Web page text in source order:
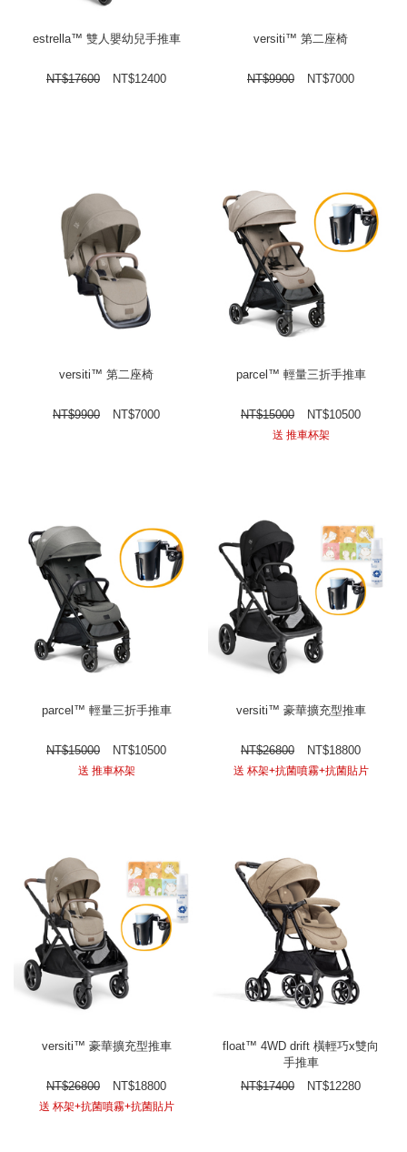
estrella™ 雙人嬰幼兒手推車
NT$17600 NT$12400
versiti™ 第二座椅
NT$9900 NT$7000
versiti™ 第二座椅
NT$9900 NT$7000
parcel™ 輕量三折手推車
NT$15000 NT$10500
送 推車杯架
parcel™ 輕量三折手推車
NT$15000 NT$10500
送 推車杯架
versiti™ 豪華擴充型推車
NT$26800 NT$18800
送 杯架+抗菌噴霧+抗菌貼片
versiti™ 豪華擴充型推車
NT$26800 NT$18800
送 杯架+抗菌噴霧+抗菌貼片
float™ 4WD drift 橫輕巧x雙向
手推車
NT$17400 NT$12280